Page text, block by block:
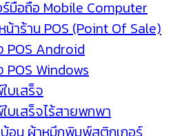
มือถือ Mobile Computer
น้าร้าน POS (Point Of Sale)
POS Android
POS Windows
บเสร็จ
บเสร็จไร้สายพกพา
อน ผ้าหมึกพิมพ์สติกเกอร์